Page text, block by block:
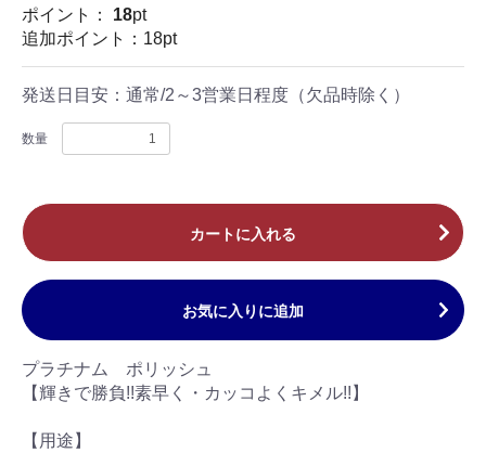
ポイント： 18pt
追加ポイント：18pt
発送日目安： 通常/2～3営業日程度（欠品時除く）
数量
カートに入れる
お気に入りに追加
プラチナム ポリッシュ
【輝きで勝負!!素早く・カッコよくキメル!!】
【用途】